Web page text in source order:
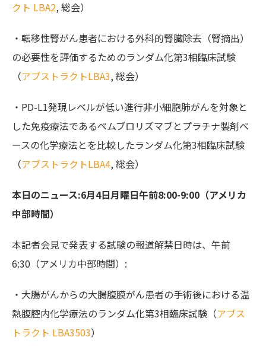
クト LBA2, 総会）
・転移性腎がん患者における外科的腎臓除去（腎摘出）
の必要性を評価するためのランダム化第3相臨床試験
（アブストラクトLBA3, 総会）
・PD-L1発現レベルが低い進行非小細胞肺がんを対象と
した免疫療法であるペムブロリズマブとプラチナ製剤ベ
ースの化学療法とを比較したランダム化第3相臨床試験
（アブストラクトLBA4, 総会）
本日のニュース:6月4日月曜日午前8:00-9:00（アメリカ
中部時間）
本記者会見で発表する試験の報道解禁日時は、午前
6:30（アメリカ中部時間）:
・大腸がんからの大腸腹膜がん患者の手術後における温
熱腹腔内化学療法のランダム化第3相臨床試験（アブス
トラクト LBA3503）